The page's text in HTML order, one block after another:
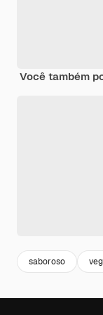
Você também
saboroso